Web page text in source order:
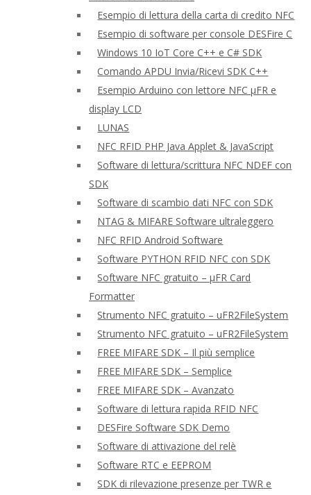
Esempio di lettura della carta di credito NFC
Esempio di software per console DESFire C
Windows 10 IoT Core C++ e C# SDK
Comando APDU Invia/Ricevi SDK C++
Esempio Arduino con lettore NFC μFR e
display LCD
LUNAS
NFC RFID PHP Java Applet & JavaScript
Software di lettura/scrittura NFC NDEF con
SDK
Software di scambio dati NFC con SDK
NTAG & MIFARE Software ultraleggero
NFC RFID Android Software
Software PYTHON RFID NFC con SDK
Software NFC gratuito – μFR Card
Formatter
Strumento NFC gratuito – uFR2FileSystem
Strumento NFC gratuito – uFR2FileSystem
FREE MIFARE SDK – Il più semplice
FREE MIFARE SDK – Semplice
FREE MIFARE SDK – Avanzato
Software di lettura rapida RFID NFC
DESFire Software SDK Demo
Software di attivazione del relè
Software RTC e EEPROM
SDK di rilevazione presenze per TWR e